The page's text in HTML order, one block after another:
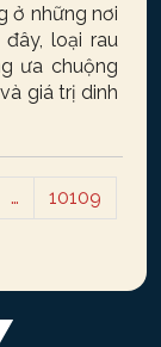
ở những nơi
loại rau
ưa chuộng
giá trị dinh
…
10109